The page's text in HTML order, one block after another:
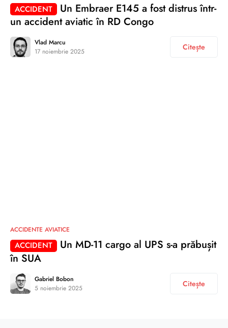
ACCIDENT
Un Embraer E145 a fost distrus într-
un accident aviatic în RD Congo
Vlad Marcu
17 noiembrie 2025
Citește
ACCIDENTE AVIATICE
ACCIDENT
Un MD-11 cargo al UPS s-a prăbușit
în SUA
Gabriel Bobon
5 noiembrie 2025
Citește